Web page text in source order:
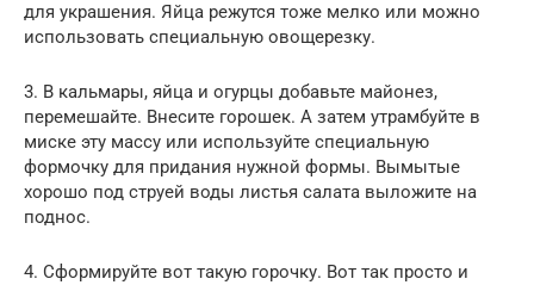
для украшения. Яйца режутся тоже мелко или можно
использовать специальную овощерезку.
3. В кальмары, яйца и огурцы добавьте майонез,
перемешайте. Внесите горошек. А затем утрамбуйте в
миске эту массу или используйте специальную
формочку для придания нужной формы. Вымытые
хорошо под струей воды листья салата выложите на
поднос.
4. Сформируйте вот такую горочку. Вот так просто и